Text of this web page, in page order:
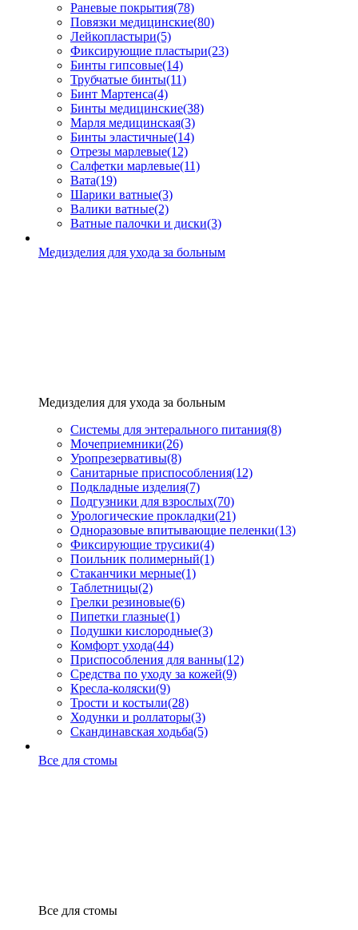
Раневые покрытия(78)
Повязки медицинские(80)
Лейкопластыри(5)
Фиксирующие пластыри(23)
Бинты гипсовые(14)
Трубчатые бинты(11)
Бинт Мартенса(4)
Бинты медицинские(38)
Марля медицинская(3)
Бинты эластичные(14)
Отрезы марлевые(12)
Салфетки марлевые(11)
Вата(19)
Шарики ватные(3)
Валики ватные(2)
Ватные палочки и диски(3)
Медизделия для ухода за больным
Медизделия для ухода за больным
Системы для энтерального питания(8)
Мочеприемники(26)
Уропрезервативы(8)
Санитарные приспособления(12)
Подкладные изделия(7)
Подгузники для взрослых(70)
Урологические прокладки(21)
Одноразовые впитывающие пеленки(13)
Фиксирующие трусики(4)
Поильник полимерный(1)
Стаканчики мерные(1)
Таблетницы(2)
Грелки резиновые(6)
Пипетки глазные(1)
Подушки кислородные(3)
Комфорт ухода(44)
Приспособления для ванны(12)
Средства по уходу за кожей(9)
Кресла-коляски(9)
Трости и костыли(28)
Ходунки и роллаторы(3)
Скандинавская ходьба(5)
Все для стомы
Все для стомы